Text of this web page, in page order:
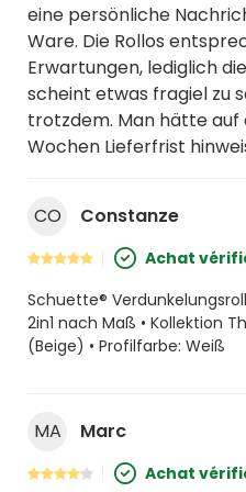
eine persönliche
Ware. Die Rollos
Erwartungen, lediglich
scheint etwas fragiel zu
trotzdem. Man hätte auf
Wochen Lieferfrist
CO Constanze
Achat
Schuette®
2in1 nach Maß • Kollektion
(Beige) • Profilfarbe: Weiß
MA Marc
Achat